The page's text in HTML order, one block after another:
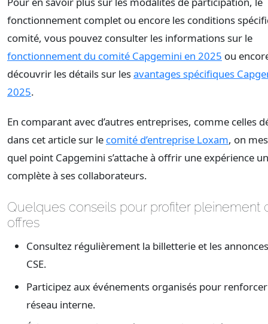
fonctionnement complet ou encore les conditions
comité, vous pouvez consulter les informations sur le
fonctionnement du comité Capgemini en 2025 ou
découvrir les détails sur lesavantages spécifiques
2025.
En comparant avec d’autres entreprises, comme celles
dans cet article sur le comité d’entreprise Loxam, on
quel point Capgemini s’attache à offrir une expérience
complète à ses collaborateurs.
Quelques conseils pour profiter pleinement
offres
Consultez régulièrement la billetterie et les
CSE.
Participez aux événements organisés pour
réseau interne.